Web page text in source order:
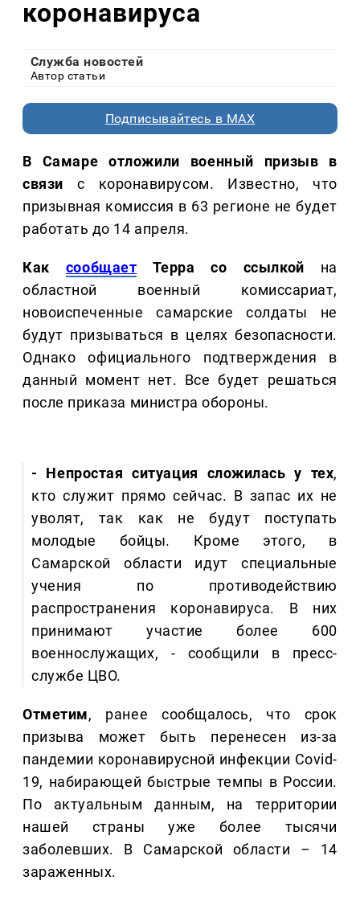
коронавируса
Служба новостей
Автор статьи
Подписывайтесь в MAX
В Самаре отложили военный призыв в
связи с коронавирусом. Известно, что
призывная комиссия в 63 регионе не будет
работать до 14 апреля.
Как сообщает Терра со ссылкой на
областной военный комиссариат,
новоиспеченные самарские солдаты не
будут призываться в целях безопасности.
Однако официального подтверждения в
данный момент нет. Все будет решаться
после приказа министра обороны.
- Непростая ситуация сложилась у тех,
кто служит прямо сейчас. В запас их не
уволят, так как не будут поступать
молодые бойцы. Кроме этого, в
Самарской области идут специальные
учения по противодействию
распространения коронавируса. В них
принимают участие более 600
военнослужащих, - сообщили в пресс-
службе ЦВО.
Отметим, ранее сообщалось, что срок
призыва может быть перенесен из-за
пандемии коронавирусной инфекции Covid-
19, набирающей быстрые темпы в России.
По актуальным данным, на территории
нашей страны уже более тысячи
заболевших. В Самарской области – 14
зараженных.